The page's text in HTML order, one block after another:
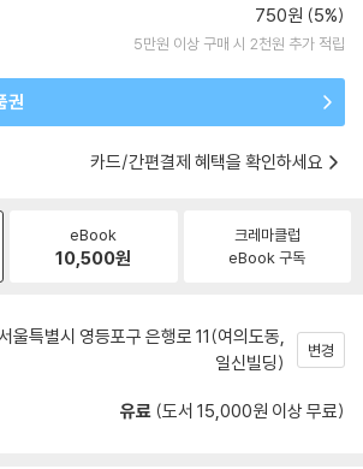
750원 (5%)
5만원 이상 구매 시 2천원 추가 적립
권
카드/간편결제 혜택을 확인하세요
eBook
10,500원
크레마클럽
eBook 구독
울특별시 영등포구 은행로 11(여의도동,
일신빌딩)
변경
유료 (도서 15,000원 이상 무료)